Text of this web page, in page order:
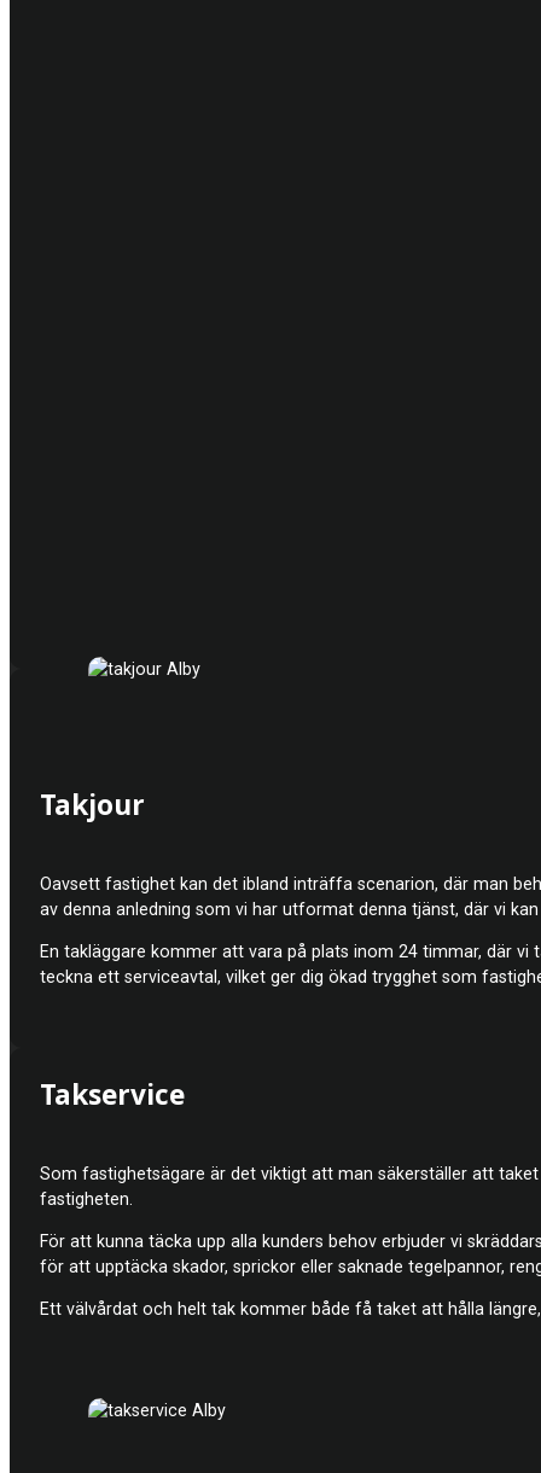
Takjour
Oavsett fastighet kan det ibland inträffa scenarion, där man
av denna anledning som vi har utformat denna tjänst, där vi
En takläggare kommer att vara på plats inom 24 timmar, där
teckna ett serviceavtal, vilket ger dig ökad trygghet som
Takservice
Som fastighetsägare är det viktigt att man säkerställer att
fastigheten.
För att kunna täcka upp alla kunders behov erbjuder vi
för att upptäcka skador, sprickor eller saknade tegelpannor,
Ett välvårdat och helt tak kommer både få taket att hålla